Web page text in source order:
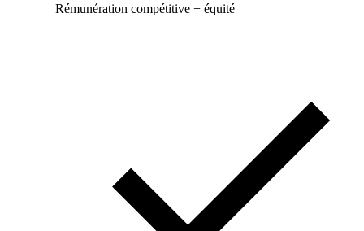
Rémunération compétitive + équité